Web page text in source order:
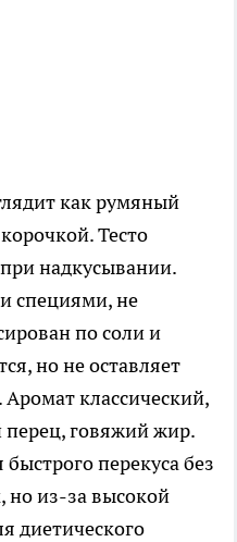
как румяный
Тесто
надкусывании.
специями, не
по соли и
но не оставляет
Аромат классический,
говяжий жир.
перекуса без
но из-за высокой
диетического